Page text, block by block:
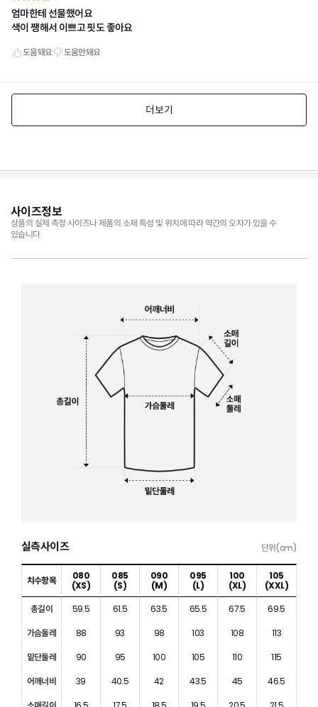
사이즈정보
상품의 실제 측정 사이즈나 제품의 소재 특성 및 위치에 따라 약간의 오차가 있을 수
있습니다.
실측사이즈 단위(cm)
치수항목
080
(XS)
085
(S)
090
(M)
095
(L)
100
(XL)
105
(XXL)
총길이
59.5 61.5 63.5 65.5 67.5
69.5
가슴둘레
88 93 98 103 108
113
밑단둘레
90 95 100 105 110
115
어깨너비
39 40.5 42 43.5 45
46.5